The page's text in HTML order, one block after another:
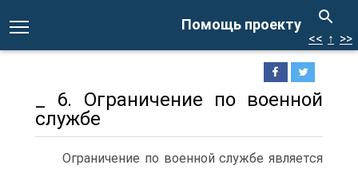
Помощь проекту
<< ↑ >>
_ 6. Ограничение по военной
службе
Ограничение по военной службе является